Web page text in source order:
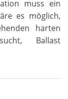
muss ein
es möglich,
harten
Ballast